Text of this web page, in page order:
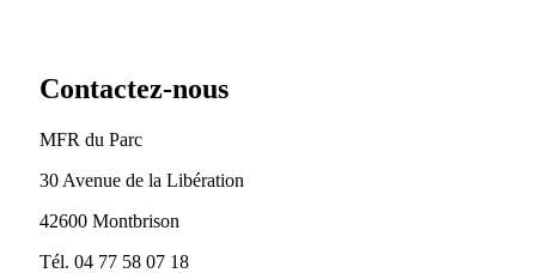
Contactez-nous
MFR du Parc
30 Avenue de la Libération
42600 Montbrison
Tél. 04 77 58 07 18